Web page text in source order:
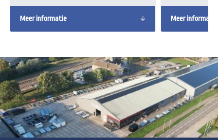
Meer informatie Meer informatie